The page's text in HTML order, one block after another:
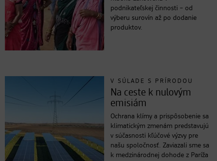
podnikateľskej činnosti – od
výberu surovín až po dodanie
produktov.
V SÚLADE S PRÍRODOU
Na ceste k nulovým
emisiám
Ochrana klímy a prispôsobenie sa
klimatickým zmenám predstavujú
v súčasnosti kľúčové výzvy pre
našu spoločnosť. Zaviazali sme sa
k medzinárodnej dohode z Paríža